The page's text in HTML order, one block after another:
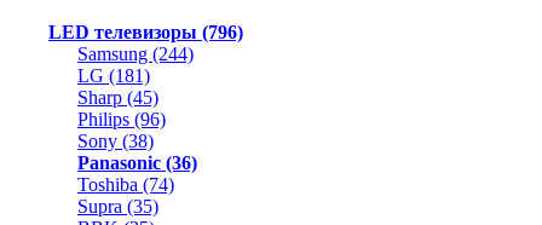
LED телевизоры (796)
Samsung (244)
LG (181)
Sharp (45)
Philips (96)
Sony (38)
Panasonic (36)
Toshiba (74)
Supra (35)